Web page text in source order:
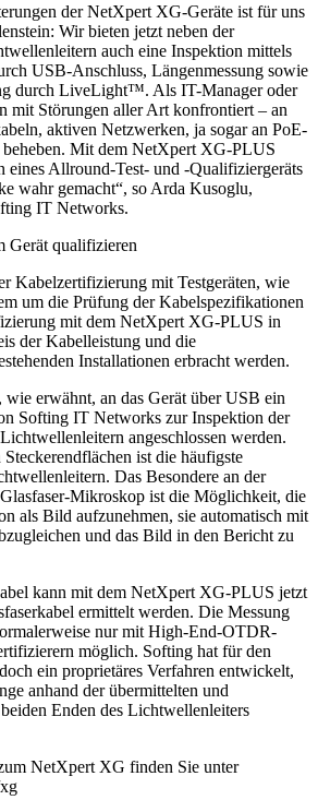
der NetXpert XG-Geräte ist für uns
Wir bieten jetzt neben der
auch eine Inspektion mittels
USB-Anschluss, Längenmessung sowie
durch LiveLight™. Als IT-Manager oder
mit Störungen aller Art konfrontiert – an
aktiven Netzwerken, ja sogar an PoE-
beheben. Mit dem NetXpert XG-PLUS
eines Allround-Test- und ‑Qualifiziergeräts
wahr gemacht“, so Arda Kusoglu,
IT Networks.
Gerät qualifizieren
Kabelzertifizierung mit Testgeräten, wie
um die Prüfung der Kabelspezifikationen
mit dem NetXpert XG-PLUS in
der Kabelleistung und die
Installationen erbracht werden.
wie erwähnt, an das Gerät über USB ein
Softing IT Networks zur Inspektion der
angeschlossen werden.
ist die häufigste
Das Besondere an der
Mikroskop ist die Möglichkeit, die
als Bild aufzunehmen, sie automatisch mit
und das Bild in den Bericht zu
kann mit dem NetXpert XG-PLUS jetzt
ermittelt werden. Die Messung
nur mit High-End-OTDR-
möglich. Softing hat für den
ein proprietäres Verfahren entwickelt,
anhand der übermittelten und
Enden des Lichtwellenleiters
NetXpert XG finden Sie unter